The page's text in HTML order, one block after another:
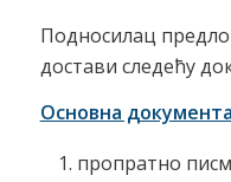
Подносилац
достави следећу
Основна
пропратно